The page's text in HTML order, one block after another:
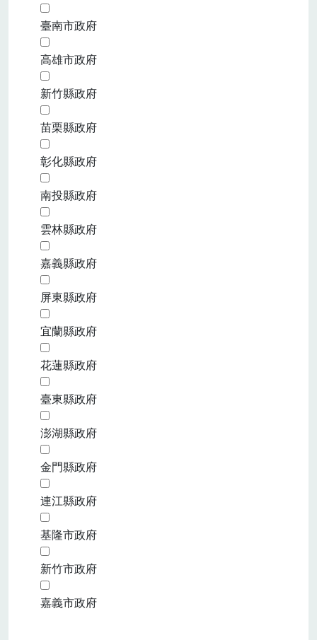
臺南市政府
高雄市政府
新竹縣政府
苗栗縣政府
彰化縣政府
南投縣政府
雲林縣政府
嘉義縣政府
屏東縣政府
宜蘭縣政府
花蓮縣政府
臺東縣政府
澎湖縣政府
金門縣政府
連江縣政府
基隆市政府
新竹市政府
嘉義市政府